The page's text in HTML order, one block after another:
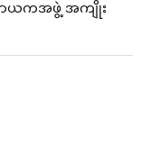
ာယကအဖွဲ့ အကျိုး